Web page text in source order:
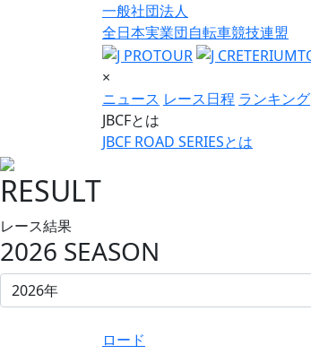
一般社団法人
全日本実業団自転車競技連盟
×
ニュース レース日程 ランキング
JBCFとは
JBCF ROAD SERIESとは
RESULT
レース結果
2026 SEASON
ロード